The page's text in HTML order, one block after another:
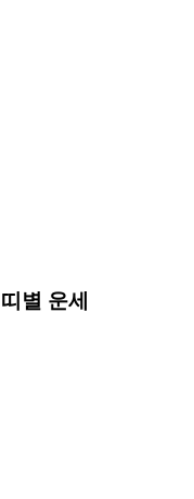
별 운세